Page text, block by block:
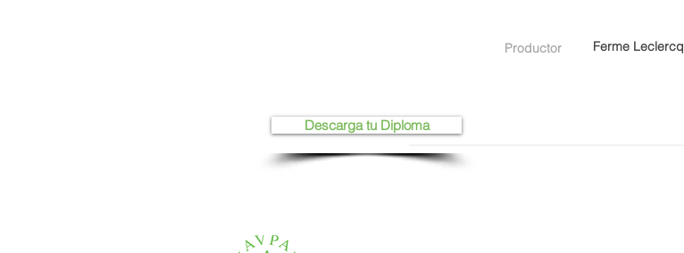
Productor Ferme Leclercq
Descarga tu Diploma